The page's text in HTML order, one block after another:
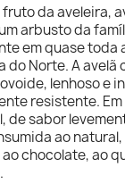
fruto da aveleira,
arbusto da
em quase toda
do Norte. A avelã
lenhoso e
resistente.
de sabor
ao
chocolate, ao